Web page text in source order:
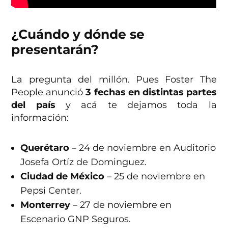
¿Cuándo y dónde se
presentarán?
La pregunta del millón. Pues Foster The
People anunció3 fechas en distintas partes
del país y acá te dejamos toda la
información:
Querétaro – 24 de noviembre en Auditorio
Josefa Ortíz de Dominguez.
Ciudad de México – 25 de noviembre en
Pepsi Center.
Monterrey – 27 de noviembre en
Escenario GNP Seguros.